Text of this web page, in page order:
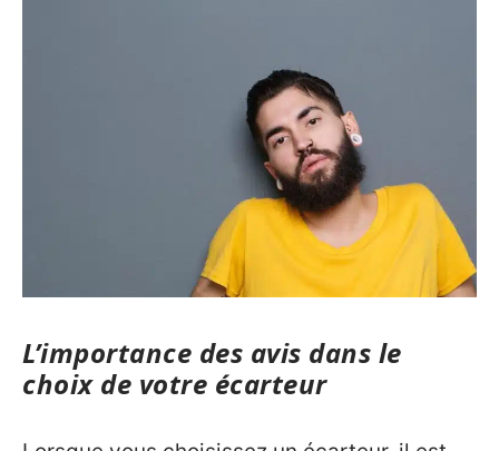
L’importance des avis dans le
choix de votre écarteur